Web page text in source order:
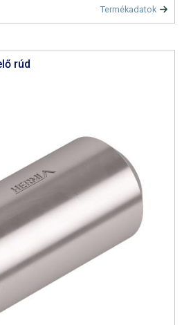
Termékadatok
rúd